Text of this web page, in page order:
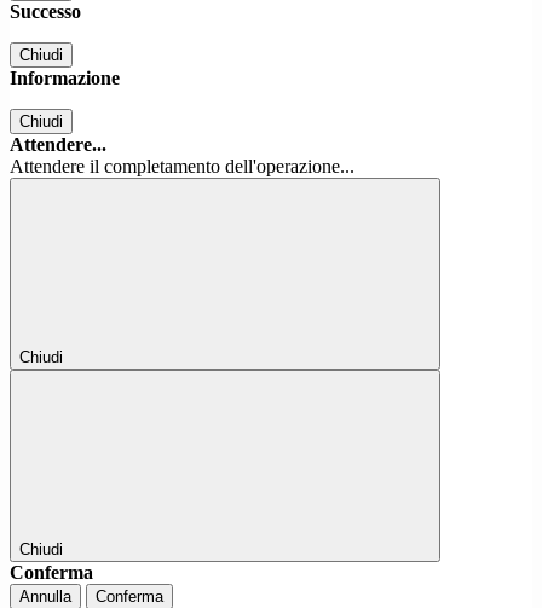
Successo
Chiudi
Informazione
Chiudi
Attendere...
Attendere il completamento dell'operazione...
Chiudi
Chiudi
Conferma
Annulla Conferma